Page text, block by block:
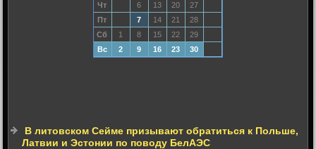
Чт
6 13 20
27
Пт
7 14 21
28
Сб
1 8 15 22
29
Вс
2 9 16 23 30
В литовском Сейме призывают обратиться к Польше,
Латвии и Эстонии по поводу БелАЭС